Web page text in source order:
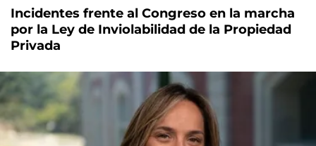
Incidentes frente al Congreso en la marcha
por la Ley de Inviolabilidad de la Propiedad
Privada